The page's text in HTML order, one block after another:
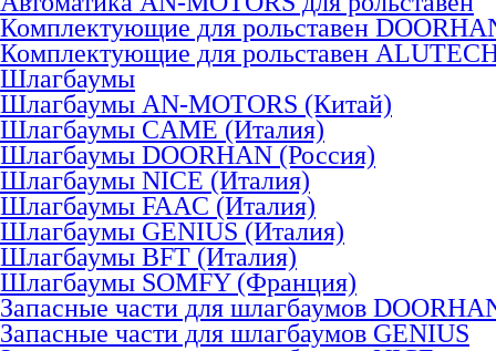
Комплектующие для рольставен
Комплектующие для рольставен
Шлагбаумы
Шлагбаумы AN-MOTORS (Китай)
Шлагбаумы CAME (Италия)
Шлагбаумы DOORHAN (Россия)
Шлагбаумы NICE (Италия)
Шлагбаумы FAAC (Италия)
Шлагбаумы GENIUS (Италия)
Шлагбаумы BFT (Италия)
Шлагбаумы SOMFY (Франция)
Запасные части для шлагбаумов
Запасные части для шлагбаумов GENIUS